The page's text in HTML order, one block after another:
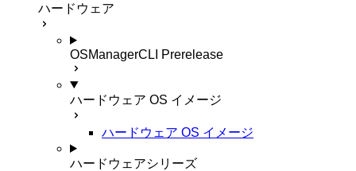
ハードウェア
OSManagerCLI Prerelease
ハードウェア OS イメージ
ハードウェア OS イメージ
ハードウェアシリーズ